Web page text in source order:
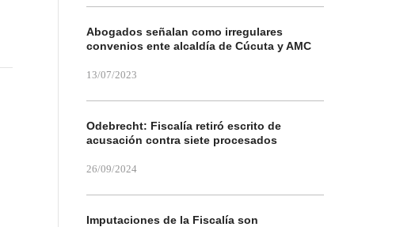
Abogados señalan como irregulares
convenios ente alcaldía de Cúcuta y AMC
13/07/2023
Odebrecht: Fiscalía retiró escrito de
acusación contra siete procesados
26/09/2024
Imputaciones de la Fiscalía son